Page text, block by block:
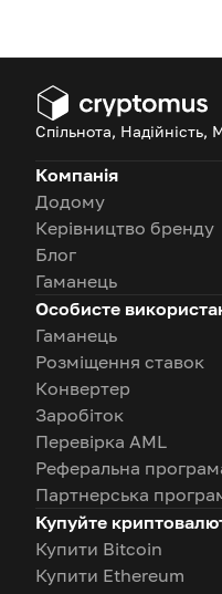
Спільнота, Надійність,
Компанія
Додому
Керівництво бренду
Блог
Гаманець
Особисте
Гаманець
Розміщення ставок
Конвертер
Заробіток
Перевірка AML
Реферальна
Партнерська
Купуйте
Купити Bitcoin
Купити Ethereum